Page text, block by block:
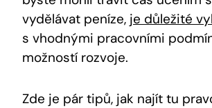
vydělávat peníze, je důležité
s vhodnými pracovními
možností rozvoje.
Zde je pár tipů, jak najít tu